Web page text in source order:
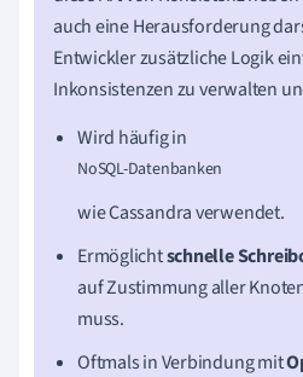
auch eine Herausforderung
Entwickler zusätzliche Logik
Inkonsistenzen zu verwalten
Wird häufig in
NoSQL-Datenbanken
wie Cassandra verwendet.
Ermöglichtschnelle
auf Zustimmung aller
muss.
Oftmals in Verbindung mit